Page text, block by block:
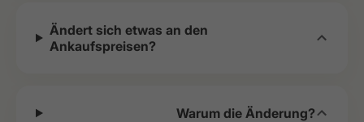
Ändert sich etwas an den
Ankaufspreisen?
Warum die Änderung?